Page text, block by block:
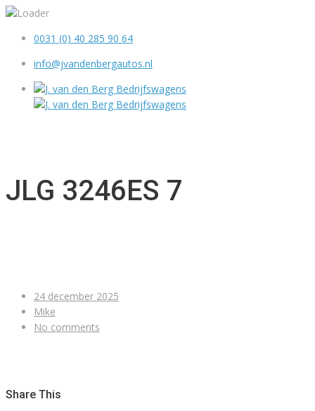
0031 (0) 40 285 90 64
info@jvandenbergautos.nl
JLG 3246ES 7
24 december 2025
Mike
No comments
Share This